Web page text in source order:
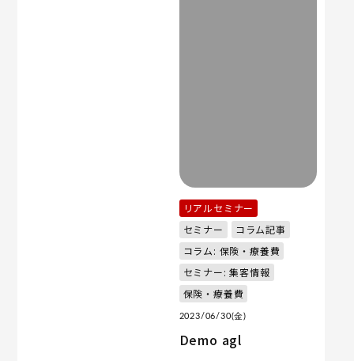
リアルセミナー
セミナー
コラム記事
コラム: 保険・療養費
セミナー: 集客情報
保険・療養費
2023/06/30(金)
Demo agl